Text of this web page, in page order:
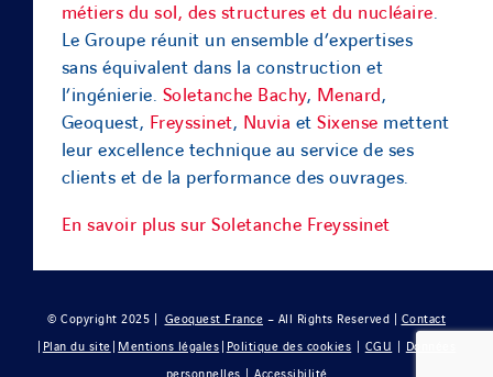
métiers du sol, des structures et du nucléaire.
Le Groupe réunit un ensemble d’expertises
sans équivalent dans la construction et
l’ingénierie. Soletanche Bachy, Menard,
Geoquest, Freyssinet, Nuvia etSixense mettent
leur excellence technique au service de ses
clients et de la performance des ouvrages.
En savoir plus sur Soletanche Freyssinet
© Copyright 2025 | Geoquest France – All Rights Reserved | Contact
Plan du site Mentions légales Politique des cookies CGU
Données